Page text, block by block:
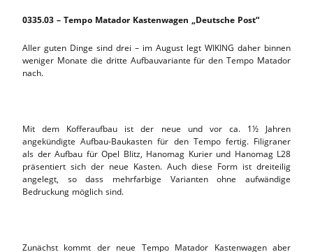
0335.03 – Tempo Matador Kastenwagen „Deutsche Post“
Aller guten Dinge sind drei – im August legt WIKING daher binnen
weniger Monate die dritte Aufbauvariante für den Tempo Matador
nach.
Mit dem Kofferaufbau ist der neue und vor ca. 1½ Jahren
angekündigte Aufbau-Baukasten für den Tempo fertig. Filigraner
als der Aufbau für Opel Blitz, Hanomag Kurier und Hanomag L28
präsentiert sich der neue Kasten. Auch diese Form ist dreiteilig
angelegt, so dass mehrfarbige Varianten ohne aufwändige
Bedruckung möglich sind.
Zunächst kommt der neue Tempo Matador Kastenwagen aber